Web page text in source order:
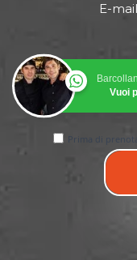
E-
Vuoi
Prima di